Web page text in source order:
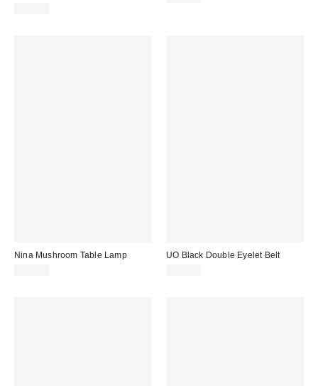
Nina Mushroom Table Lamp
UO Black Double Eyelet Belt